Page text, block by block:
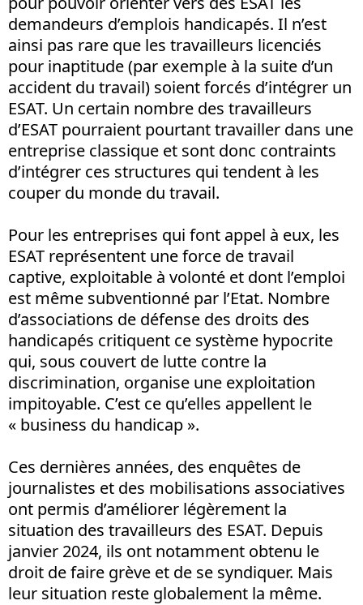
demandeurs d’emplois handicapés. Il n’est
ainsi pas rare que les travailleurs licenciés
pour inaptitude (par exemple à la suite d’un
accident du travail) soient forcés d’intégrer un
ESAT. Un certain nombre des travailleurs
d’ESAT pourraient pourtant travailler dans une
entreprise classique et sont donc contraints
d’intégrer ces structures qui tendent à les
couper du monde du travail.
Pour les entreprises qui font appel à eux, les
ESAT représentent une force de travail
captive, exploitable à volonté et dont l’emploi
est même subventionné par l’Etat. Nombre
d’associations de défense des droits des
handicapés critiquent ce système hypocrite
qui, sous couvert de lutte contre la
discrimination, organise une exploitation
impitoyable. C’est ce qu’elles appellent le
« business du handicap ».
Ces dernières années, des enquêtes de
journalistes et des mobilisations associatives
ont permis d’améliorer légèrement la
situation des travailleurs des ESAT. Depuis
janvier 2024, ils ont notamment obtenu le
droit de faire grève et de se syndiquer. Mais
leur situation reste globalement la même.